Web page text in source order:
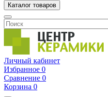
Каталог товаров
Личный кабинет
Избранное 0
Сравнение 0
Корзина 0